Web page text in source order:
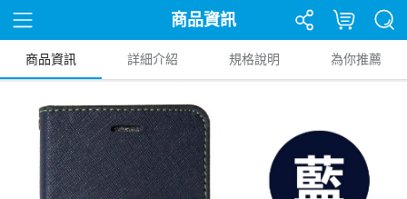
商品資訊
商品資訊 詳細介紹 規格說明 為你推薦